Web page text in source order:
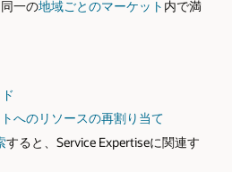
一の地域ごとのマーケット 内で満
へのリソースの再割り当て
すると、Service Expertiseに関連す